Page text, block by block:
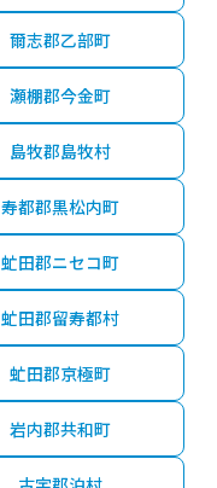
爾志郡乙部町
瀬棚郡今金町
島牧郡島牧村
寿都郡黒松内町
虻田郡ニセコ町
虻田郡留寿都村
虻田郡京極町
岩内郡共和町